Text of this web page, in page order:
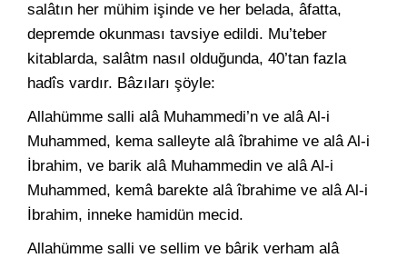
salâtın her mühim işinde ve her belada, âfatta,
depremde okunması tavsiye edildi. Mu’teber
kitablarda, salâtm nasıl olduğunda, 40’tan fazla
hadîs vardır. Bâzıları şöyle:
Allahümme salli alâ Muhammedi’n ve alâ Al-i
Muhammed, kema salleyte alâ îbrahime ve alâ Al-i
İbrahim, ve barik alâ Muhammedin ve alâ Al-i
Muhammed, kemâ barekte alâ îbrahime ve alâ Al-i
İbrahim, inneke hamidün mecid.
Allahümme salli ve sellim ve bârik verham alâ